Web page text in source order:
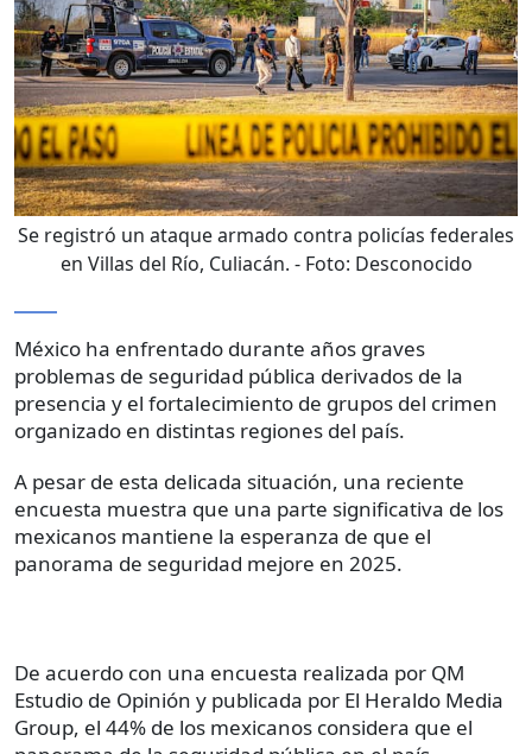
Se registró un ataque armado contra policías federales
en Villas del Río, Culiacán. - Foto: Desconocido
México ha enfrentado durante años graves
problemas de seguridad pública derivados de la
presencia y el fortalecimiento de grupos del crimen
organizado en distintas regiones del país.
A pesar de esta delicada situación, una reciente
encuesta muestra que una parte significativa de los
mexicanos mantiene la esperanza de que el
panorama de seguridad mejore en 2025.
De acuerdo con una encuesta realizada por QM
Estudio de Opinión y publicada por El Heraldo Media
Group, el 44% de los mexicanos considera que el